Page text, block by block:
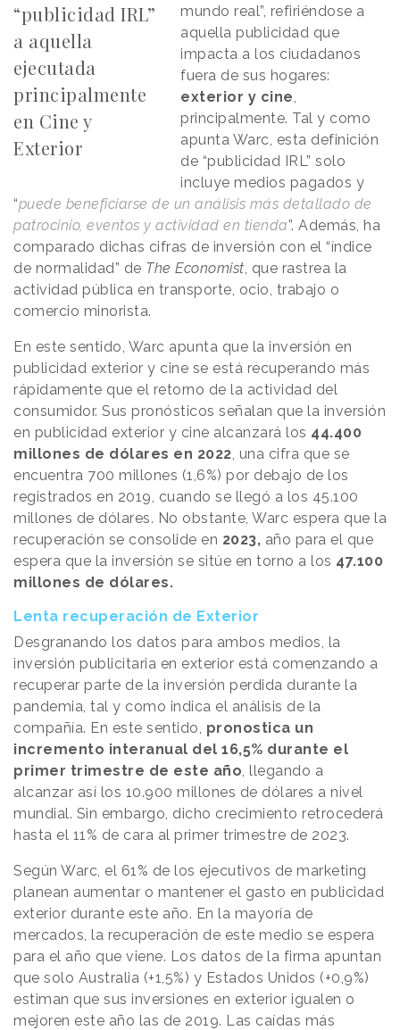
“publicidad IRL”
a aquella
ejecutada
principalmente
en Cine y
Exterior
mundo real”, refiriéndose a
aquella publicidad que
impacta a los ciudadanos
fuera de sus hogares:
exterior y cine
principalmente. Tal y como
apunta Warc, esta definición
de “publicidad IRL” solo
incluye medios pagados y
“puede beneficiarse de un análisis más detallado de
patrocinio, eventos y actividad en tienda”. Además, ha
comparado dichas cifras de inversión con el “índice
de normalidad” de The Economist , que rastrea la
actividad pública en transporte, ocio, trabajo o
comercio minorista.
En este sentido, Warc apunta que la inversión en
publicidad exterior y cine se está recuperando más
rápidamente que el retorno de la actividad del
consumidor. Sus pronósticos señalan que la inversión
en publicidad exterior y cine alcanzará los 44.400
millones de dólares en 2022 , una cifra que se
encuentra 700 millones (1,6%) por debajo de los
registrados en 2019, cuando se llegó a los 45.100
millones de dólares. No obstante, Warc espera que la
recuperación se consolide en 2023, año para el que
espera que la inversión se sitúe en torno a los 47.100
millones de dólares.
Lenta recuperación de Exterior
Desgranando los datos para ambos medios, la
inversión publicitaria en exterior está comenzando a
recuperar parte de la inversión perdida durante la
pandemia, tal y como indica el análisis de la
compañía. En este sentido, pronostica un
incremento interanual del 16,5% durante el
primer trimestre de este año , llegando a
alcanzar así los 10.900 millones de dólares a nivel
mundial. Sin embargo, dicho crecimiento retrocederá
hasta el 11% de cara al primer trimestre de 2023.
Según Warc, el 61% de los ejecutivos de marketing
planean aumentar o mantener el gasto en publicidad
exterior durante este año. En la mayoría de
mercados, la recuperación de este medio se espera
para el año que viene. Los datos de la firma apuntan
que solo Australia (+1,5%) y Estados Unidos (+0,9%)
estiman que sus inversiones en exterior igualen o
mejoren este año las de 2019. Las caídas más